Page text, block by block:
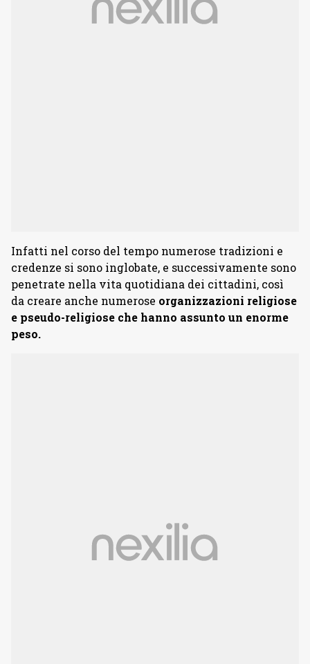
Infatti nel corso del tempo numerose tradizioni e
credenze si sono inglobate, e successivamente sono
penetrate nella vita quotidiana dei cittadini, così
da creare anche numerose organizzazioni religiose
e pseudo-religiose che hanno assunto un enorme
peso.